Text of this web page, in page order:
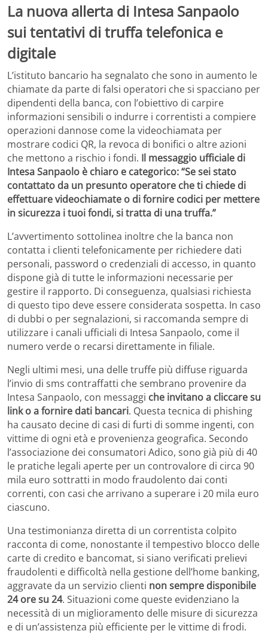
La nuova allerta di Intesa Sanpaolo
sui tentativi di truffa telefonica e
digitale
L’istituto bancario ha segnalato che sono in aumento le
chiamate da parte di falsi operatori che si spacciano per
dipendenti della banca, con l’obiettivo di carpire
informazioni sensibili o indurre i correntisti a compiere
operazioni dannose come la videochiamata per
mostrare codici QR, la revoca di bonifici o altre azioni
che mettono a rischio i fondi. Il messaggio ufficiale di
Intesa Sanpaolo è chiaro e categorico: “Se sei stato
contattato da un presunto operatore che ti chiede di
effettuare videochiamate o di fornire codici per mettere
in sicurezza i tuoi fondi, si tratta di una truffa.”
L’avvertimento sottolinea inoltre che la banca non
contatta i clienti telefonicamente per richiedere dati
personali, password o credenziali di accesso, in quanto
dispone già di tutte le informazioni necessarie per
gestire il rapporto. Di conseguenza, qualsiasi richiesta
di questo tipo deve essere considerata sospetta. In caso
di dubbi o per segnalazioni, si raccomanda sempre di
utilizzare i canali ufficiali di Intesa Sanpaolo, come il
numero verde o recarsi direttamente in filiale.
Negli ultimi mesi, una delle truffe più diffuse riguarda
l’invio di sms contraffatti che sembrano provenire da
Intesa Sanpaolo, con messaggi che invitano a cliccare su
link o a fornire dati bancari. Questa tecnica di phishing
ha causato decine di casi di furti di somme ingenti, con
vittime di ogni età e provenienza geografica. Secondo
l’associazione dei consumatori Adico, sono già più di 40
le pratiche legali aperte per un controvalore di circa 90
mila euro sottratti in modo fraudolento dai conti
correnti, con casi che arrivano a superare i 20 mila euro
ciascuno.
Una testimonianza diretta di un correntista colpito
racconta di come, nonostante il tempestivo blocco delle
carte di credito e bancomat, si siano verificati prelievi
fraudolenti e difficoltà nella gestione dell’home banking,
aggravate da un servizio clienti non sempre disponibile
24 ore su 24. Situazioni come queste evidenziano la
necessità di un miglioramento delle misure di sicurezza
e di un’assistenza più efficiente per le vittime di frodi.